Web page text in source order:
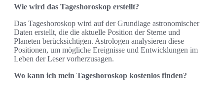
Wie wird das Tageshoroskop erstellt?
Das Tageshoroskop wird auf der Grundlage astronomischer
Daten erstellt, die die aktuelle Position der Sterne und
Planeten berücksichtigen. Astrologen analysieren diese
Positionen, um mögliche Ereignisse und Entwicklungen im
Leben der Leser vorherzusagen.
Wo kann ich mein Tageshoroskop kostenlos finden?